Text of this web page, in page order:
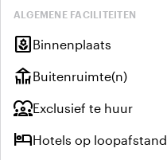
ALGEMENE FACILITEITEN
yardBinnenplaats
deckBuitenruimte(n)
diversity_1Exclusief te huur
hotelHotels op loopafstand